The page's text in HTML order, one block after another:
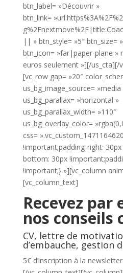
btn_label= »Découvrir »
btn_link=
|| » btn_style= »5″ btn_size=
btn_icon= »far|paper-plane »
euros seulement »][/us_cta][/
[vc_row gap= »20″
us_bg_image_source= »media
us_bg_parallax= »horizontal »
us_bg_parallax_width= »110″
us_bg_overlay_color=
css=
!important;padding-right:
bottom: 30px
!important;} »][vc_column
[vc_column_text]
Recevez par
nos conseils
CV, lettre de
d’embauche, gestion
5€ d’inscription à la